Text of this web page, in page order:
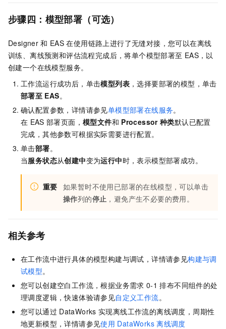
步骤四：模型部署（可选）
Designer 和 EAS 在使用链路上进行了无缝对接，您可以在离线
训练、离线预测和评估流程完成后，将单个模型部署至 EAS，以
创建一个在线模型服务。
工作流运行成功后，单击模型列表 ，选择要部署的模型，单击
部署至 EAS。
确认配置参数，详情请参见单模型部署在线服务。
在 EAS 部署页面， 模型文件和 Processor 种类默认已配置
完成，其他参数可根据实际需要进行配置。
单击部署。
当服务状态从创建中变为运行中时，表示模型部署成功。
重要 如果暂时不使用已部署的在线模型，可以单击
操作列的停止 ，避免产生不必要的费用。
相关参考
在工作流中进行具体的模型构建与调试，详情请参见构建与调
试模型。
您可以创建空白工作流，根据业务需求 0-1 排布不同组件的处
理调度逻辑，快速体验请参见自定义工作流。
您可以通过 DataWorks 实现离线工作流的离线调度，周期性
地更新模型，详情请参见使用 DataWorks 离线调度